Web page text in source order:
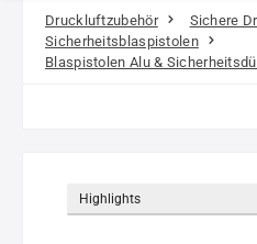
Druckluftzubehör
Sichere
Sicherheitsblaspistolen
Blaspistolen Alu &